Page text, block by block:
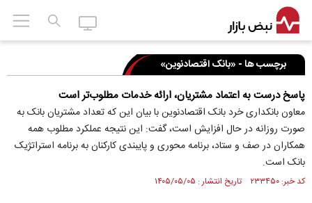
برچسب ها - «بانک اقتصادنوین»
پاسخ درست به اعتماد مشتریان، ارائه خدمات مطلوب‌تر است
معاون بانکداری خرد بانک اقتصادنوین با بیان این که تعداد مشتریان بانک به
صورت روزانه در حال افزایش است، گفت: این نتیجه عملکرد مطلوب همه
همکاران در صف و ستاد، برنامه محوری و پایبندی کارکنان به برنامه استراتژیک
بانک است.
کد خبر: ۲۳۳۴۵۰ تاریخ انتشار : ۱۴۰۵/۰۵/۰۵